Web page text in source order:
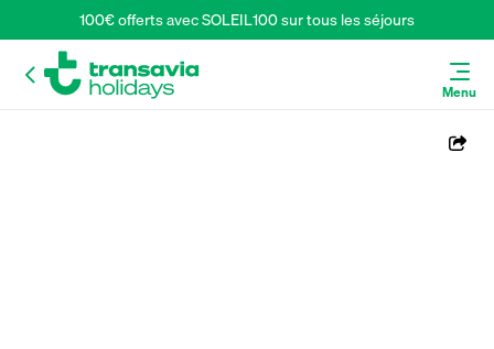
100€ offerts avec SOLEIL100 sur tous les séjours
Menu